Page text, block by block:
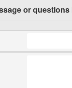
or questions